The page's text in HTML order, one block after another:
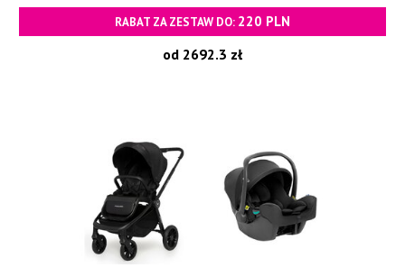
RABAT ZA ZESTAW DO: 220 PLN
od 2692.3 zł